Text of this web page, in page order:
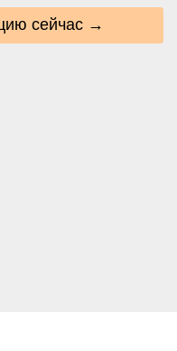
сейчас →